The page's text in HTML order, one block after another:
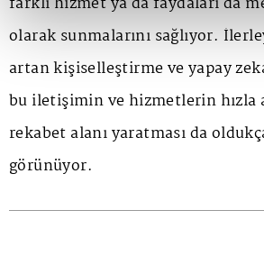
olarak sunmalarını sağlıyor.
artan kişiselleştirme ve yapay
bu iletişimin ve hizmetlerin hızla
rekabet alanı yaratması da
görünüyor.